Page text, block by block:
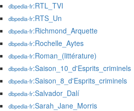
dbpedia-fr:RTL_TVI
dbpedia-fr:RTS_Un
dbpedia-fr:Richmond_Arquette
dbpedia-fr:Rochelle_Aytes
dbpedia-fr:Roman_(littérature)
dbpedia-fr:Saison_10_d'Esprits_criminels
dbpedia-fr:Saison_8_d'Esprits_criminels
dbpedia-fr:Salvador_Dalí
dbpedia-fr:Sarah_Jane_Morris